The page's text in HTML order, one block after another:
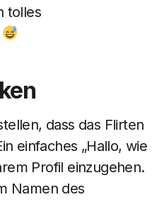
tolles
dass das Flirten
einfaches „Hallo, wie
Profil einzugehen.
Namen des